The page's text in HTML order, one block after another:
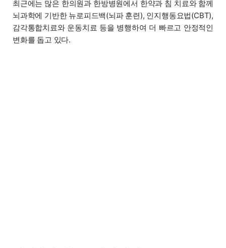
최근에는 많은 한의원과 한방병원에서 한약과 침 치료와 함께
뇌과학에 기반한 뉴로피드백(뇌파 훈련), 인지행동요법(CBT),
감각통합치료와 운동치료 등을 병행하여 더 빠르고 안정적인
변화를 돕고 있다.